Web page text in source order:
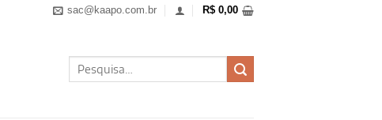
sac@kaapo.com.br R$ 0,00
Pesquisar
por: